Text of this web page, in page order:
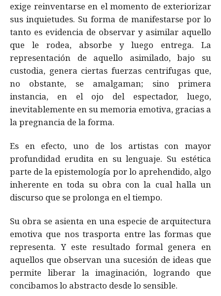
exige reinventarse en el momento de exteriorizar
sus inquietudes. Su forma de manifestarse por lo
tanto es evidencia de observar y asimilar aquello
que le rodea, absorbe y luego entrega. La
representación de aquello asimilado, bajo su
custodia, genera ciertas fuerzas centrifugas que,
no obstante, se amalgaman; sino primera
instancia, en el ojo del espectador, luego,
inevitablemente en su memoria emotiva, gracias a
la pregnancia de la forma.
Es en efecto, uno de los artistas con mayor
profundidad erudita en su lenguaje. Su estética
parte de la epistemología por lo aprehendido, algo
inherente en toda su obra con la cual halla un
discurso que se prolonga en el tiempo.
Su obra se asienta en una especie de arquitectura
emotiva que nos trasporta entre las formas que
representa. Y este resultado formal genera en
aquellos que observan una sucesión de ideas que
permite liberar la imaginación, logrando que
concibamos lo abstracto desde lo sensible.